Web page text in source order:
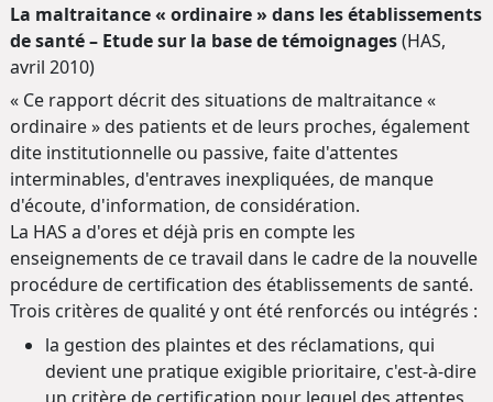
La maltraitance « ordinaire » dans les établissements
de santé – Etude sur la base de témoignages(HAS,
avril 2010)
« Ce rapport décrit des situations de maltraitance «
ordinaire » des patients et de leurs proches, également
dite institutionnelle ou passive, faite d'attentes
interminables, d'entraves inexpliquées, de manque
d'écoute, d'information, de considération.
La HAS a d'ores et déjà pris en compte les
enseignements de ce travail dans le cadre de la nouvelle
procédure de certification des établissements de santé.
Trois critères de qualité y ont été renforcés ou intégrés :
la gestion des plaintes et des réclamations, qui
devient une pratique exigible prioritaire, c'est-à-dire